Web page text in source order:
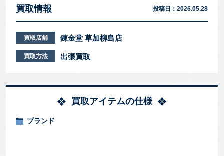
買取情報 投稿日： 2026.05.28
買取店舗 錬金堂 草加柳島店
買取方法 出張買取
買取アイテムの仕様
ブランド